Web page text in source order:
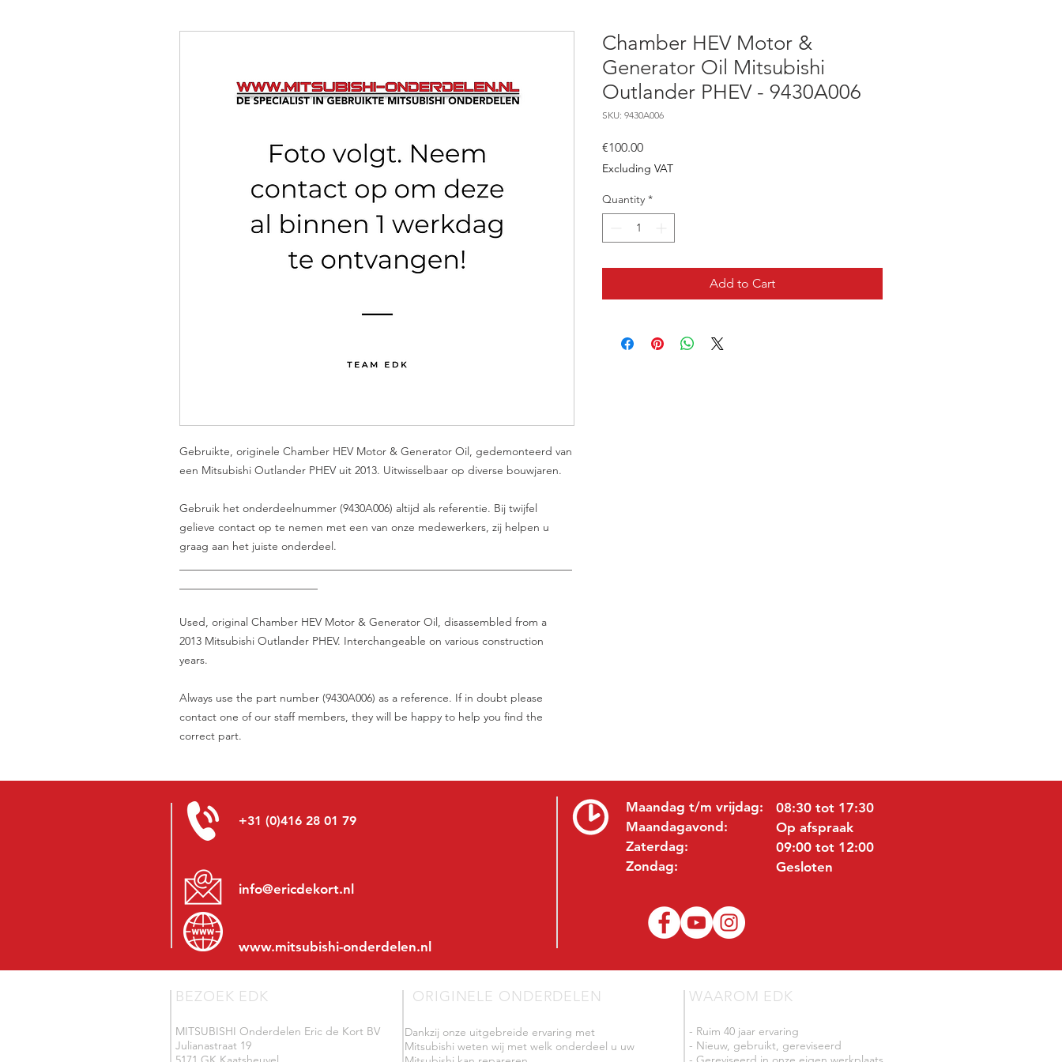
Gebruikte, originele Chamber HEV Motor & Generator Oil, gedemonteerd van
een Mitsubishi Outlander PHEV uit 2013. Uitwisselbaar op diverse bouwjaren.
Gebruik het onderdeelnummer (9430A006) altijd als referentie. Bij twijfel
gelieve contact op te nemen met een van onze medewerkers, zij helpen u
graag aan het juiste onderdeel.
Used, original Chamber HEV Motor & Generator Oil, disassembled from a
2013 Mitsubishi Outlander PHEV. Interchangeable on various construction
years.
Always use the part number (9430A006) as a reference. If in doubt please
contact one of our staff members, they will be happy to help you find the
correct part.
Chamber HEV Motor &
Generator Oil Mitsubishi
Outlander PHEV - 9430A006
SKU: 9430A006
€100.00Price
Excluding VAT
Quantity *
Add to Cart
+31 (0)416 28 01 79
info@ericdekort.nl
www.mitsubishi-onderdelen.nl
Maandag t/m vrijdag:
Maandagavond:
Zaterdag:
Zondag:
08:30 tot 17:30
Op afspraak
09:00 tot 12:00
Gesloten
BEZOEK EDK
MITSUBISHI Onderdelen Eric de Kort BV
Julianastraat 19
ORIGINELE ONDERDELEN
Dankzij onze uitgebreide ervaring met
Mitsubishi weten wij met welk onderdeel u uw
WAAROM EDK
- Ruim 40 jaar ervaring
- Nieuw, gebruikt, gereviseerd